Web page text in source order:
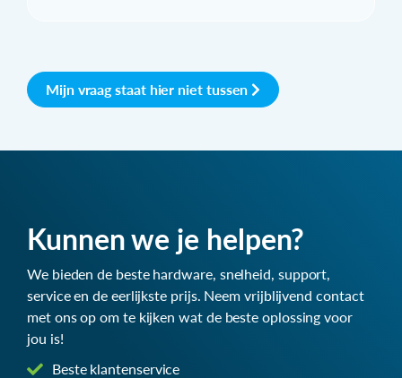
Mijn vraag staat hier niet tussen
Kunnen we je helpen?
We bieden de beste hardware, snelheid, support,
service en de eerlijkste prijs. Neem vrijblijvend contact
met ons op om te kijken wat de beste oplossing voor
jou is!
Beste klantenservice